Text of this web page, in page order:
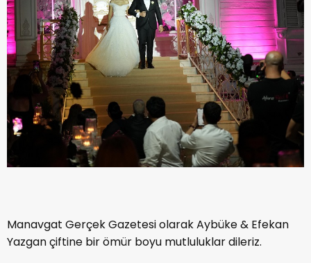
Manavgat Gerçek Gazetesi olarak Aybüke & Efekan
Yazgan çiftine bir ömür boyu mutluluklar dileriz.